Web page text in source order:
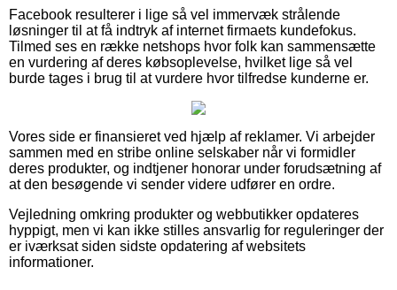
Facebook resulterer i lige så vel immervæk strålende
løsninger til at få indtryk af internet firmaets kundefokus.
Tilmed ses en række netshops hvor folk kan sammensætte
en vurdering af deres købsoplevelse, hvilket lige så vel
burde tages i brug til at vurdere hvor tilfredse kunderne er.
Vores side er finansieret ved hjælp af reklamer. Vi arbejder
sammen med en stribe online selskaber når vi formidler
deres produkter, og indtjener honorar under forudsætning af
at den besøgende vi sender videre udfører en ordre.
Vejledning omkring produkter og webbutikker opdateres
hyppigt, men vi kan ikke stilles ansvarlig for reguleringer der
er iværksat siden sidste opdatering af websitets
informationer.